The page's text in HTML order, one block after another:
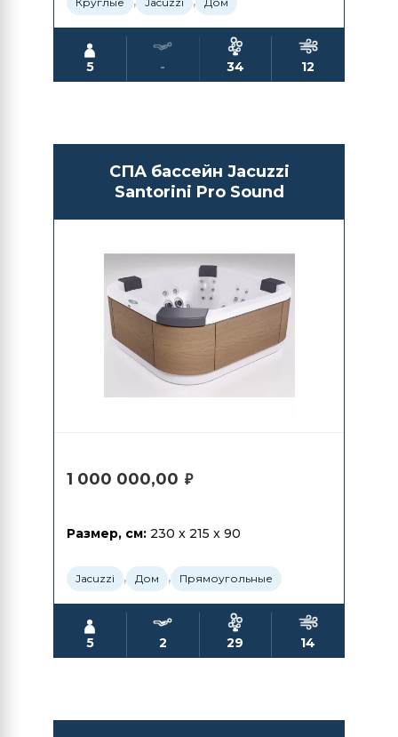
5 - 34 12
СПА бассейн Jacuzzi
Santorini Pro Sound
1 000 000,00 ₽
Размер, см: 230 x 215 x 90
Jacuzzi , Дом , Прямоугольные
5 2 29 14